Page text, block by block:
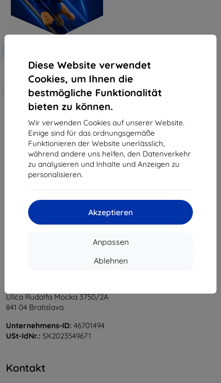
Diese Website verwendet
Cookies, um Ihnen die
bestmögliche Funktionalität
bieten zu können.
Wir verwenden Cookies auf unserer Website.
Einige sind für das ordnungsgemäße
Funktionieren der Website unerlässlich,
während andere uns helfen, den Datenverkehr
zu analysieren und Inhalte und Anzeigen zu
personalisieren.
Akzeptieren
Anpassen
Ablehnen
3mk Hammer Schutzfolie
Maßgeschneidert
hergestellt
19,90 €
17,91 €
Auf Lager 4 Stk.
1
Ulica Rudolfa Mocka 3750/2A
841 04 Bratislava
Unternehmens-ID: 46701494
USt-IdNr.: SK2023549671
Kontakt